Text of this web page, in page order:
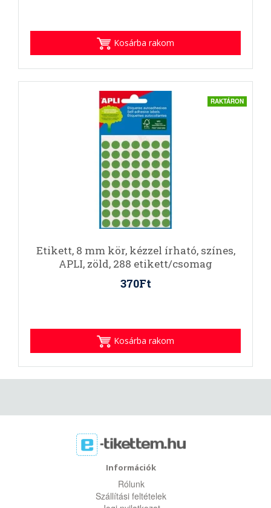
Kosárba rakom
RAKTÁRON
Etikett, 8 mm kör, kézzel írható, színes,
APLI, zöld, 288 etikett/csomag
370Ft
Kosárba rakom
Információk
Rólunk
Szállítási feltételek